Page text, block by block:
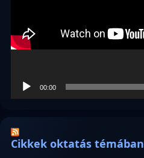
00:00
Cikkek oktatás témában